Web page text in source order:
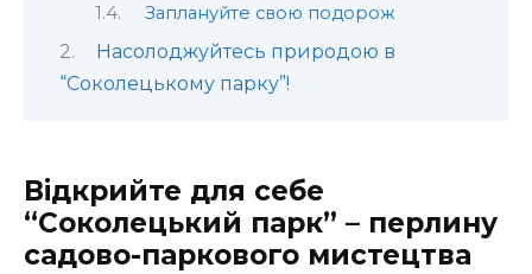
Заплануйте свою подорож
Насолоджуйтесь природою в
“Соколецькому парку”!
Відкрийте для себе
“Соколецький парк” – перлину
садово-паркового мистецтва